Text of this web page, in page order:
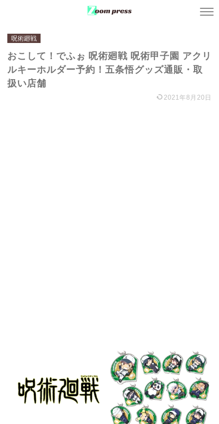
呪術廻戦
おこして！でふぉ 呪術廻戦 呪術甲子園 アクリ
ルキーホルダー予約！五条悟グッズ通販・取
扱い店舗
2021年8月20日